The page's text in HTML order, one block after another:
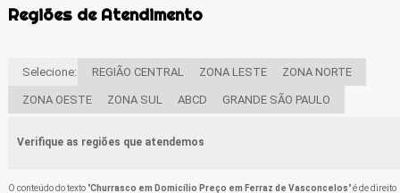
Regiões de Atendimento
Selecione: REGIÃO CENTRAL ZONA LESTE ZONA NORTE
ZONA OESTE ZONA SUL ABCD GRANDE SÃO PAULO
Verifique as regiões que atendemos
O conteúdo do texto "Churrasco em Domicílio Preço em Ferraz de Vasconcelos" é de direito